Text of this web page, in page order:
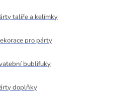
talíře a kelímky
pro párty
bublifuky
doplňky